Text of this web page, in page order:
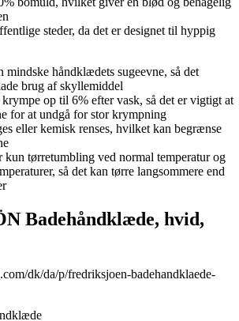
steder, da det er designet til hyppig
mindske håndklædets sugeevne, så det
brug af skyllemiddel
op til 6% efter vask, så det er vigtigt at
for at undgå for stor krympning
eller kemisk renses, hvilket kan begrænse
tørretumbling ved normal temperatur og
så det kan tørre langsommere end
Badehåndklæde, hvid,
dk/da/p/fredriksjoen-badehandklaede-